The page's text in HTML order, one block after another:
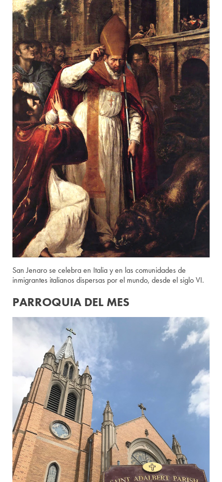
San Jenaro se celebra en Italia y en las comunidades de
inmigrantes italianos dispersas por el mundo, desde el siglo VI.
PARROQUIA DEL MES